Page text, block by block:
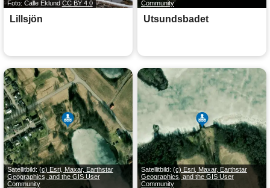
Foto: Calle Eklund CC BY 4.0
Lillsjön
Community
Utsundsbadet
Satellitbild:(c) Esri, Maxar, Earthstar
Geographics, and the GIS User
Community
Satellitbild: (c) Esri, Maxar, Earthstar
Geographics, and the GIS User
Community